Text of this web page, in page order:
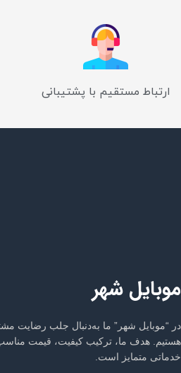
ارتباط مستقیم با پشتیبانی
موبایل شهر
در “موبایل شهر” ما به‌دنبال جلب رضایت
هستیم. هدف ما، ترکیب کیفیت، قیمت مناسب
خدماتی متمایز است.